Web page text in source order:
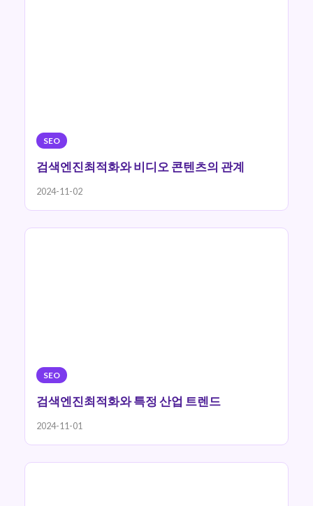
SEO
검색엔진최적화와 비디오 콘텐츠의 관계
2024-11-02
SEO
검색엔진최적화와 특정 산업 트렌드
2024-11-01